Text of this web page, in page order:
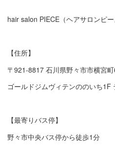
hair salon PIECE（ヘアサロンピー
【住所】
〒921-8817 石川県野々市市横宮町
ゴールドジムヴィテンののいち1F
【最寄りバス停】
野々市中央バス停から徒歩1分